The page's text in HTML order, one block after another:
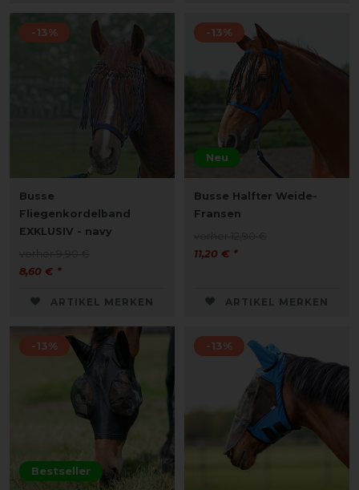
-13%
Busse
Fliegenkordelband
EXKLUSIV - navy
8,60 € *
ARTIKEL MERKEN
Neu
-13%
Busse Halfter Weide-
Fransen
11,20 € *
ARTIKEL MERKEN
Bestseller
-13% -13%